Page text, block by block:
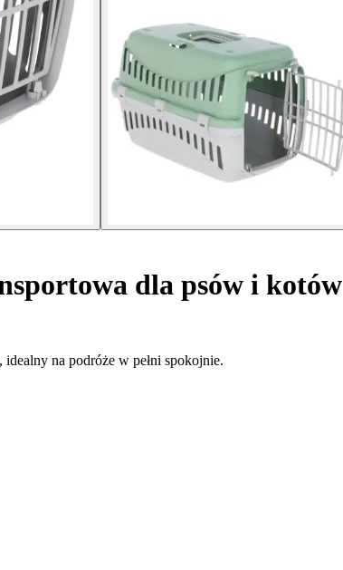
dla psów i kotów
na podróże w pełni spokojnie.